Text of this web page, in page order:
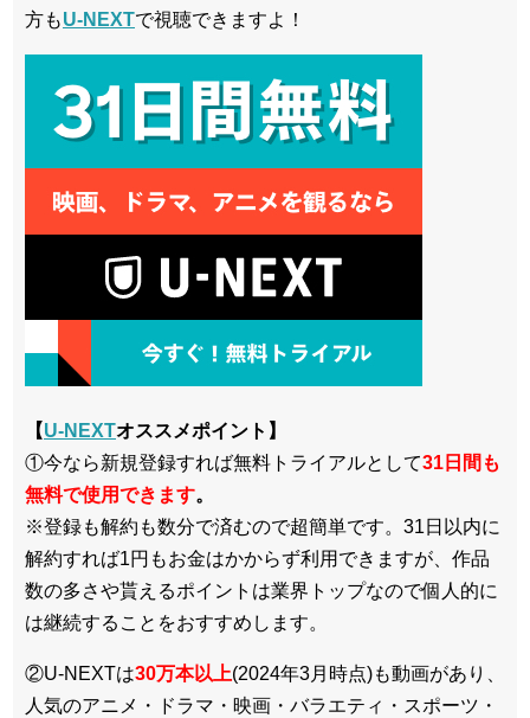
方もU-NEXTで視聴できますよ！
【U-NEXTオススメポイント】
①今なら新規登録すれば無料トライアルとして31日間も
無料で使用できます。
※登録も解約も数分で済むので超簡単です。31日以内に
解約すれば1円もお金はかからず利用できますが、作品
数の多さや貰えるポイントは業界トップなので個人的に
は継続することをおすすめします。
②U-NEXTは30万本以上(2024年3月時点)も動画があり、
人気のアニメ・ドラマ・映画・バラエティ・スポーツ・